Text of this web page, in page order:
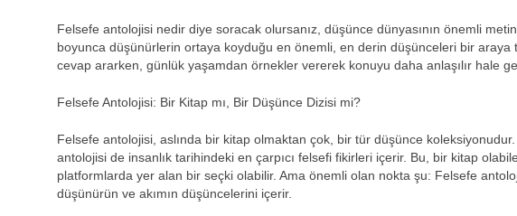
Felsefe antolojisi nedir diye soracak olursanız, düşünce dünyasının önemli
boyunca düşünürlerin ortaya koyduğu en önemli, en derin düşünceleri bir araya
cevap ararken, günlük yaşamdan örnekler vererek konuyu daha anlaşılır hale
Felsefe Antolojisi: Bir Kitap mı, Bir Düşünce Dizisi mi?
Felsefe antolojisi, aslında bir kitap olmaktan çok, bir tür düşünce
antolojisi de insanlık tarihindeki en çarpıcı felsefi fikirleri içerir. Bu, bir kitap
platformlarda yer alan bir seçki olabilir. Ama önemli olan nokta şu: Felsefe
düşünürün ve akımın düşüncelerini içerir.